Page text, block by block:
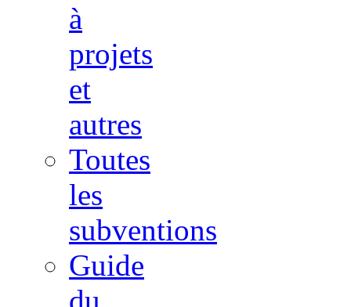
à
projets
et
autres
Toutes
les
subventions
Guide
du